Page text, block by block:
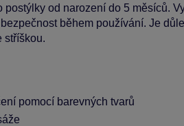
od narození do 5 měsíců.
během používání. Je
stříškou.
pomocí barevných tvarů